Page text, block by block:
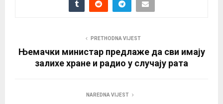
PRETHODNA VIJEST
Њемачки министар предлаже да сви имају
залихе хране и радио у случају рата
NAREDNA VIJEST